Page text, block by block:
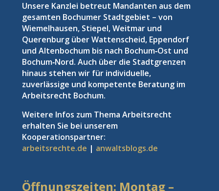
Unsere Kanzlei betreut Mandanten aus dem
gesamten Bochumer Stadtgebiet – von
Wiemelhausen, Stiepel, Weitmar und
Querenburg über Wattenscheid, Eppendorf
und Altenbochum bis nach Bochum‑Ost und
Bochum‑Nord. Auch über die Stadtgrenzen
hinaus stehen wir für individuelle,
zuverlässige und kompetente Beratung im
Arbeitsrecht Bochum.
Weitere Infos zum Thema Arbeitsrecht
erhalten Sie bei unserem
Kooperationspartner:
arbeitsrechte.de | anwaltsblogs.de
Öffnungszeiten: Montag –